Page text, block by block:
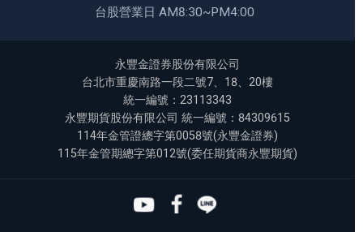
台股營業日 AM8:30~PM4:00
永豐金證券股份有限公司
台北市重慶南路一段二號7、18、20樓
統一編號：23113343
永豐期貨股份有限公司 統一編號：84309615
114年金管證總字第0058號(永豐金證券)
115年金管期總字第012號(委任期貨商永豐期貨)
Facebook